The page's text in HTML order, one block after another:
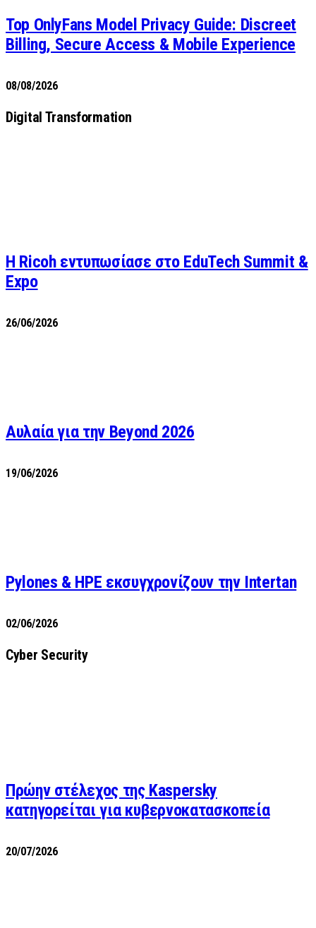
Top OnlyFans Model Privacy Guide: Discreet
Billing, Secure Access & Mobile Experience
08/08/2026
Digital Transformation
Η Ricoh εντυπωσίασε στο EduTech Summit &
Expo
26/06/2026
Αυλαία για την Beyond 2026
19/06/2026
Pylones & HPE εκσυγχρονίζουν την Intertan
02/06/2026
Cyber Security
Πρώην στέλεχος της Kaspersky
κατηγορείται για κυβερνοκατασκοπεία
20/07/2026